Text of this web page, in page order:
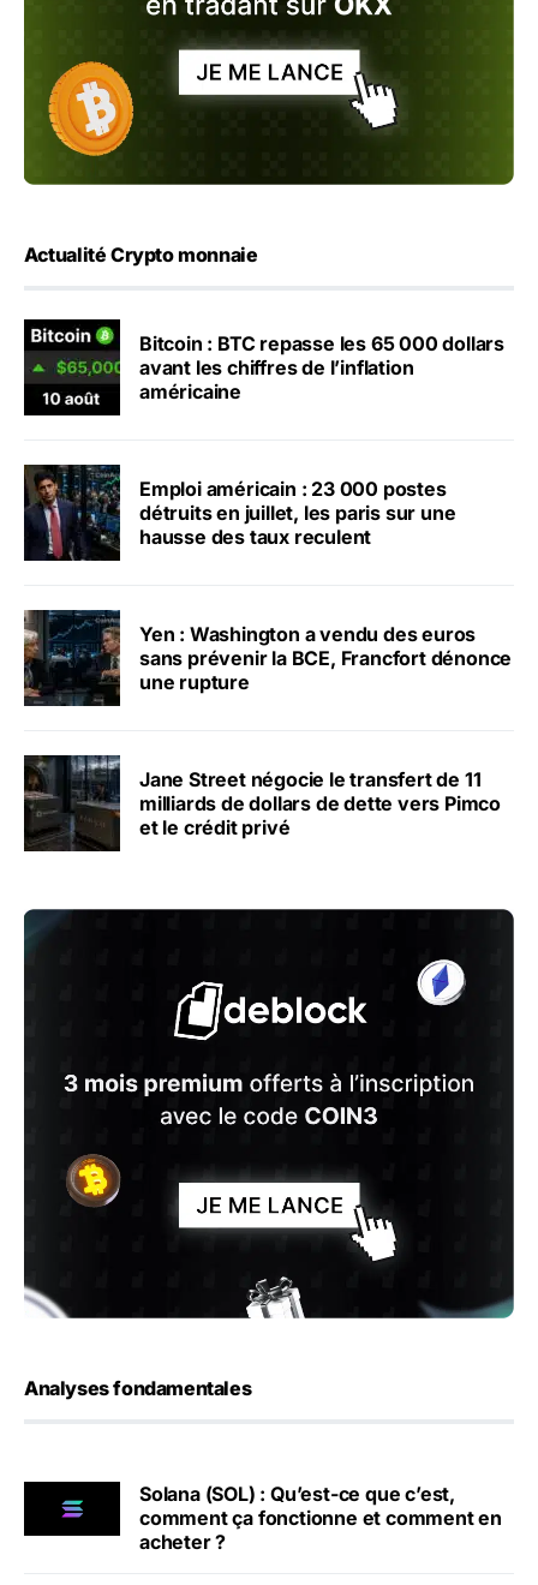
Actualité Crypto monnaie
Bitcoin : BTC repasse les 65 000 dollars
avant les chiffres de l’inflation
américaine
Emploi américain : 23 000 postes
détruits en juillet, les paris sur une
hausse des taux reculent
Yen : Washington a vendu des euros
sans prévenir la BCE, Francfort dénonce
une rupture
Jane Street négocie le transfert de 11
milliards de dollars de dette vers Pimco
et le crédit privé
Analyses fondamentales
Solana (SOL) : Qu’est-ce que c’est,
comment ça fonctionne et comment en
acheter ?